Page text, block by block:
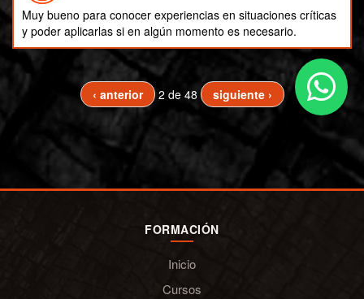
Muy bueno para conocer experiencias en situaciones críticas
y poder aplicarlas si en algún momento es necesario.
‹ anterior 2 de 48 siguiente ›
FORMACIÓN
Inicio
Cursos